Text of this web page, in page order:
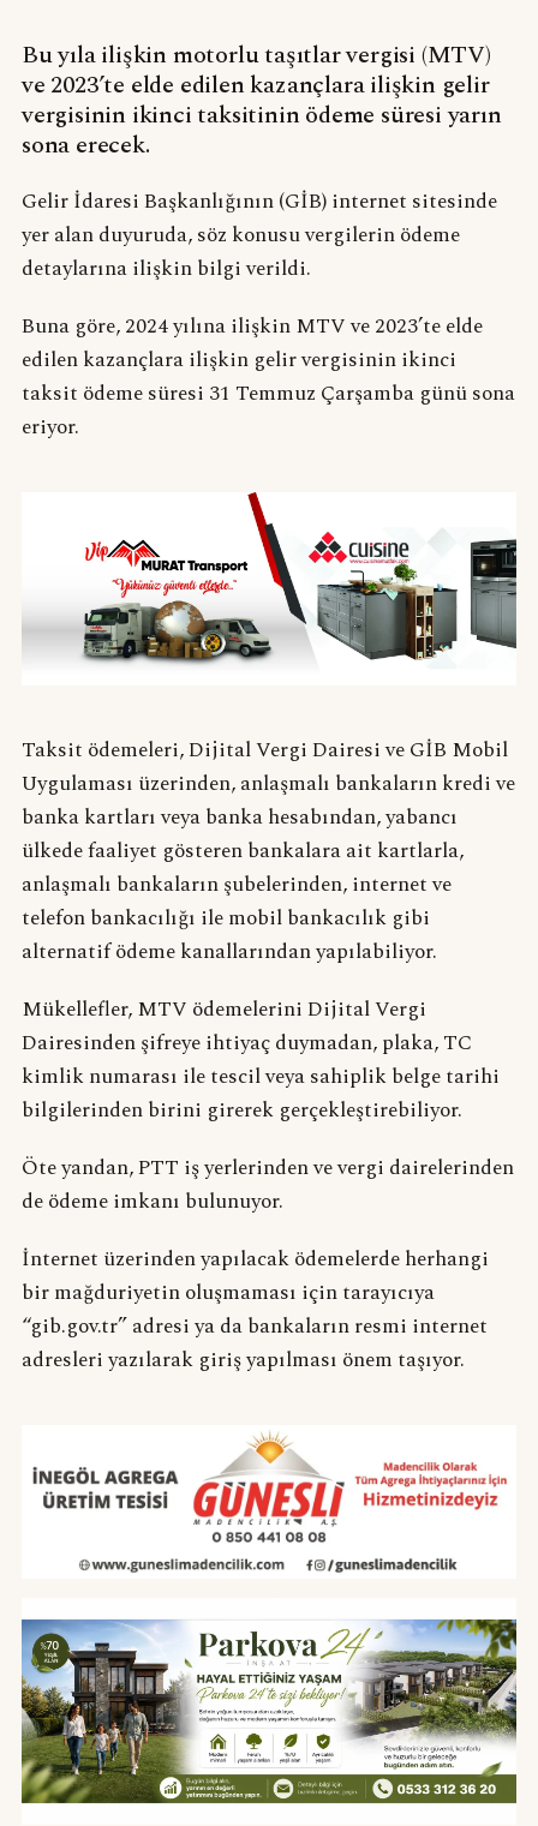
Bu yıla ilişkin motorlu taşıtlar vergisi (MTV)
ve 2023’te elde edilen kazançlara ilişkin gelir
vergisinin ikinci taksitinin ödeme süresi yarın
sona erecek.
Gelir İdaresi Başkanlığının (GİB) internet sitesinde
yer alan duyuruda, söz konusu vergilerin ödeme
detaylarına ilişkin bilgi verildi.
Buna göre, 2024 yılına ilişkin MTV ve 2023’te elde
edilen kazançlara ilişkin gelir vergisinin ikinci
taksit ödeme süresi 31 Temmuz Çarşamba günü sona
eriyor.
Taksit ödemeleri, Dijital Vergi Dairesi ve GİB Mobil
Uygulaması üzerinden, anlaşmalı bankaların kredi ve
banka kartları veya banka hesabından, yabancı
ülkede faaliyet gösteren bankalara ait kartlarla,
anlaşmalı bankaların şubelerinden, internet ve
telefon bankacılığı ile mobil bankacılık gibi
alternatif ödeme kanallarından yapılabiliyor.
Mükellefler, MTV ödemelerini Dijital Vergi
Dairesinden şifreye ihtiyaç duymadan, plaka, TC
kimlik numarası ile tescil veya sahiplik belge tarihi
bilgilerinden birini girerek gerçekleştirebiliyor.
Öte yandan, PTT iş yerlerinden ve vergi dairelerinden
de ödeme imkanı bulunuyor.
İnternet üzerinden yapılacak ödemelerde herhangi
bir mağduriyetin oluşmaması için tarayıcıya
“gib.gov.tr” adresi ya da bankaların resmi internet
adresleri yazılarak giriş yapılması önem taşıyor.